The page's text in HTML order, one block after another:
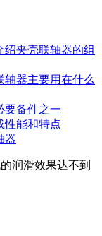
夹壳联轴器的组
器主要用在什么
要备件之一
性能和特点
器
润滑效果达不到